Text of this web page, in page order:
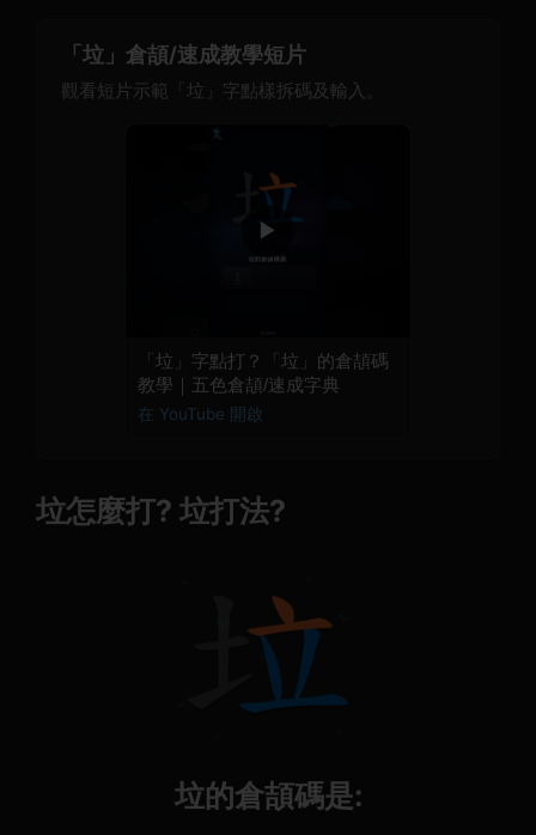
「垃」倉頡/速成教學短片
觀看短片示範「垃」字點樣拆碼及輸入。
▶
「垃」字點打？「垃」的倉頡碼
教學｜五色倉頡/速成字典
在 YouTube 開啟
垃怎麼打? 垃打法?
垃的倉頡碼是: